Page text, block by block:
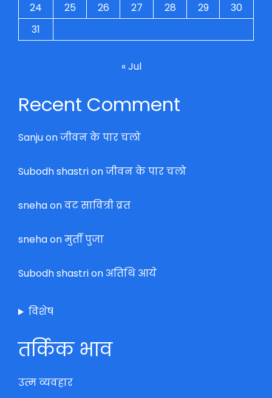
24
25 26 27 28 29
30
31
« Jul
Recent Comment
Sanjuonजीवन के पार चलो
Subodh shastrionजीवन के पार चलो
snehaonवट सावित्री व्रत
snehaonमुर्ती पुजा
Subodh shastrionअतिथि आये
विशेष
तर्किक भाव
उत्म व्यवहार